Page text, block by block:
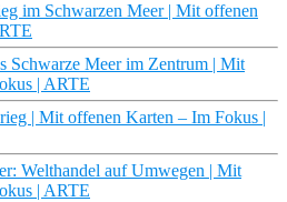
im Schwarzen Meer | Mit offenen
Schwarze Meer im Zentrum | Mit
| ARTE
| Mit offenen Karten – Im Fokus |
Welthandel auf Umwegen | Mit
| ARTE